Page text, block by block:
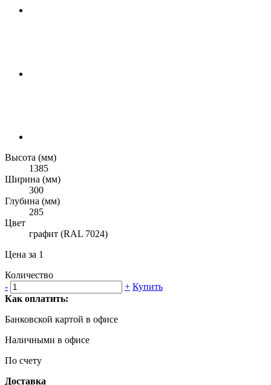
Высота (мм)
1385
Ширина (мм)
300
Глубина (мм)
285
Цвет
графит (RAL 7024)
Цена за 1
Количество
-
+ Купить
Как оплатить:
Банковской картой в офисе
Наличными в офисе
По счету
Доставка